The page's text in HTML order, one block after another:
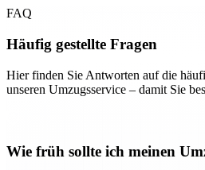
FAQ
Häufig gestellte Fragen
Hier finden Sie Antworten auf die
unseren Umzugsservice – damit Sie
Wie früh sollte ich meinen